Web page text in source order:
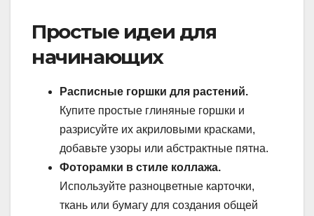
Простые идеи для
начинающих
Расписные горшки для растений.
Купите простые глиняные горшки и
разрисуйте их акриловыми красками,
добавьте узоры или абстрактные пятна.
Фоторамки в стиле коллажа.
Используйте разноцветные карточки,
ткань или бумагу для создания общей